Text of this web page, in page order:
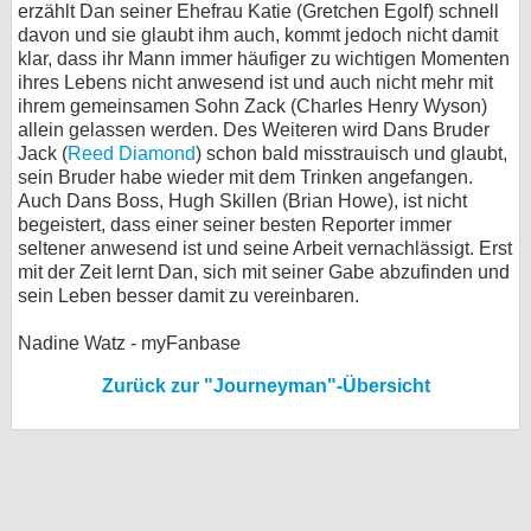
erzählt Dan seiner Ehefrau Katie (Gretchen Egolf) schnell
davon und sie glaubt ihm auch, kommt jedoch nicht damit
klar, dass ihr Mann immer häufiger zu wichtigen Momenten
ihres Lebens nicht anwesend ist und auch nicht mehr mit
ihrem gemeinsamen Sohn Zack (Charles Henry Wyson)
allein gelassen werden. Des Weiteren wird Dans Bruder
Jack (Reed Diamond) schon bald misstrauisch und glaubt,
sein Bruder habe wieder mit dem Trinken angefangen.
Auch Dans Boss, Hugh Skillen (Brian Howe), ist nicht
begeistert, dass einer seiner besten Reporter immer
seltener anwesend ist und seine Arbeit vernachlässigt. Erst
mit der Zeit lernt Dan, sich mit seiner Gabe abzufinden und
sein Leben besser damit zu vereinbaren.
Nadine Watz - myFanbase
Zurück zur "Journeyman"-Übersicht
Datenschutz
Cookie-Einstellungen
Impressum
Desktop-Ansicht
myFanbase